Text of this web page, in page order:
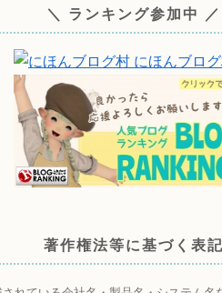
＼ ランキング参加中 ／
著作権法等に基づく表記